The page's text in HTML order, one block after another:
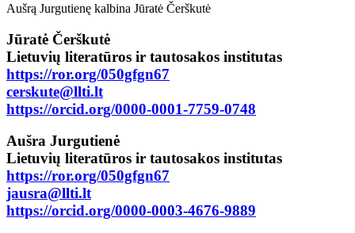
Aušrą Jurgutienę kalbina Jūratė Čerškutė
Jūratė Čerškutė
Lietuvių literatūros ir tautosakos institutas
https://ror.org/050gfgn67
cerskute@llti.lt
https://orcid.org/0000-0001-7759-0748
Aušra Jurgutienė
Lietuvių literatūros ir tautosakos institutas
https://ror.org/050gfgn67
jausra@llti.lt
https://orcid.org/0000-0003-4676-9889